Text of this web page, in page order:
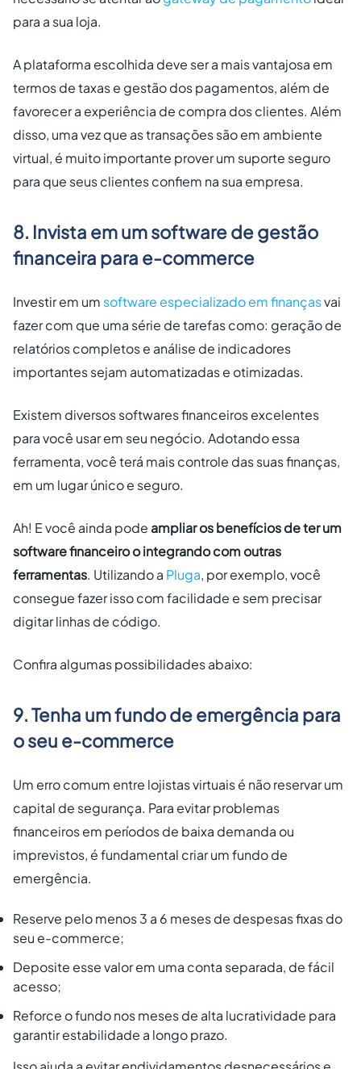
para a sua loja.
A plataforma escolhida deve ser a mais vantajosa em
termos de taxas e gestão dos pagamentos, além de
favorecer a experiência de compra dos clientes. Além
disso, uma vez que as transações são em ambiente
virtual, é muito importante prover um suporte seguro
para que seus clientes confiem na sua empresa.
8. Invista em um software de gestão
financeira para e-commerce
Investir em um software especializado em finançasvai
fazer com que uma série de tarefas como: geração de
relatórios completos e análise de indicadores
importantes sejam automatizadas e otimizadas.
Existem diversos softwares financeiros excelentes
para você usar em seu negócio. Adotando essa
ferramenta, você terá mais controle das suas finanças,
em um lugar único e seguro.
Ah! E você ainda pode ampliar os benefícios de ter um
software financeiro o integrando com outras
ferramentas. Utilizando a Pluga, por exemplo, você
consegue fazer isso com facilidade e sem precisar
digitar linhas de código.
Confira algumas possibilidades abaixo:
9. Tenha um fundo de emergência para
o seu e-commerce
Um erro comum entre lojistas virtuais é não reservar um
capital de segurança. Para evitar problemas
financeiros em períodos de baixa demanda ou
imprevistos, é fundamental criar um fundo de
emergência.
Reserve pelo menos 3 a 6 meses de despesas fixas do
seu e-commerce;
Deposite esse valor em uma conta separada, de fácil
acesso;
Reforce o fundo nos meses de alta lucratividade para
garantir estabilidade a longo prazo.